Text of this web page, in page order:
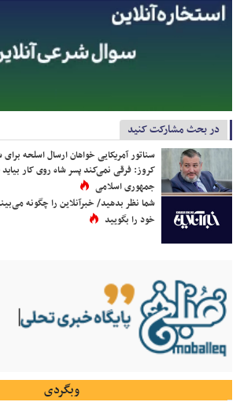
در بحث مشارکت کنید
سناتور آمریکایی خواهان ارسال اسلحه
کروز: فرقی نمی‌کند پسر شاه روی کار
جمهوری اسلامی
شما نظر بدهید/ خبرآنلاین را چگونه
خود را بگویید
وبگردی